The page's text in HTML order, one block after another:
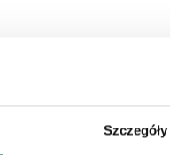
Szczegóły